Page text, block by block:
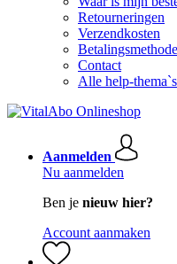
Retourneringen
Verzendkosten
Contact
Alle help-thema`s
Aanmelden
Nu aanmelden
Ben je nieuw hier?
Account aanmaken